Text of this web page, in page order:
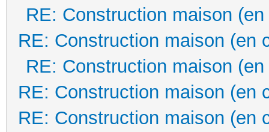
RE: Construction maison
RE: Construction maison (en
RE: Construction maison
RE: Construction maison (en
RE: Construction maison (en